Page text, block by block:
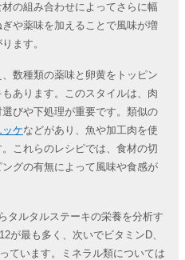
の組み合わせによってさらに幅
や薬味を加えることで風味が増
ます。
数種類の薬味と卵黄をトッピン
あります。このスタイルは、肉
びや下処理が重要です。類似の
ケなどがあり、魚や加工肉を使
これらのレシピでは、食材の切
グの有無によって風味や食感が
タルタルステーキの栄養を分析す
が最も多く、次いでビタミンD、
ています。ミネラル類については